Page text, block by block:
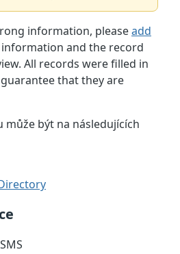
information, pleaseadd
and the record
All records were filled in
that they are
být na následujících